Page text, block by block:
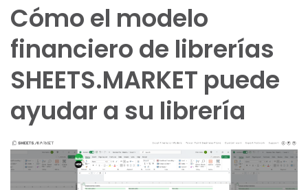
Cómo el modelo
financiero de librerías
SHEETS.MARKET puede
ayudar a su librería